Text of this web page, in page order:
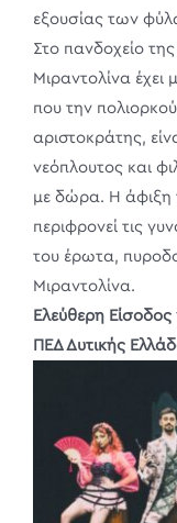
εξουσίας των
Στο πανδοχείο
Μιραντολίνα έχει
που την
αριστοκράτης,
νεόπλουτος και
με δώρα. Η άφιξη
περιφρονεί τις
του έρωτα,
Μιραντολίνα.
Ελεύθερη Είσοδος
ΠΕΔ Δυτικής